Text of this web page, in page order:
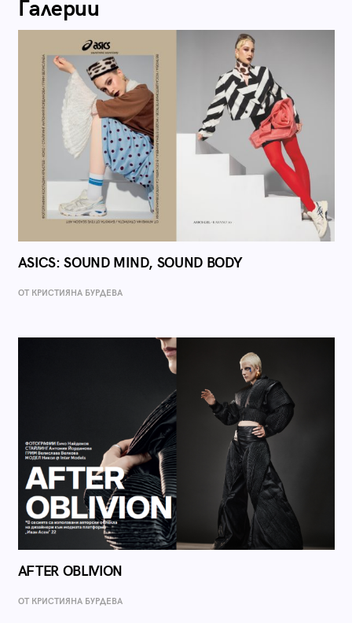
Галерии
ASICS: SOUND MIND, SOUND BODY
ОТ КРИСТИЯНА БУРДЕВА
AFTER OBLIVION
ОТ КРИСТИЯНА БУРДЕВА